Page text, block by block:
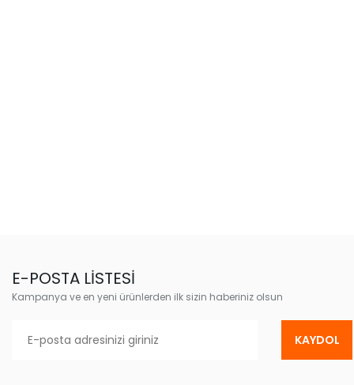
E-POSTA LİSTESİ
Kampanya ve en yeni ürünlerden ilk sizin haberiniz olsun
KAYDOL